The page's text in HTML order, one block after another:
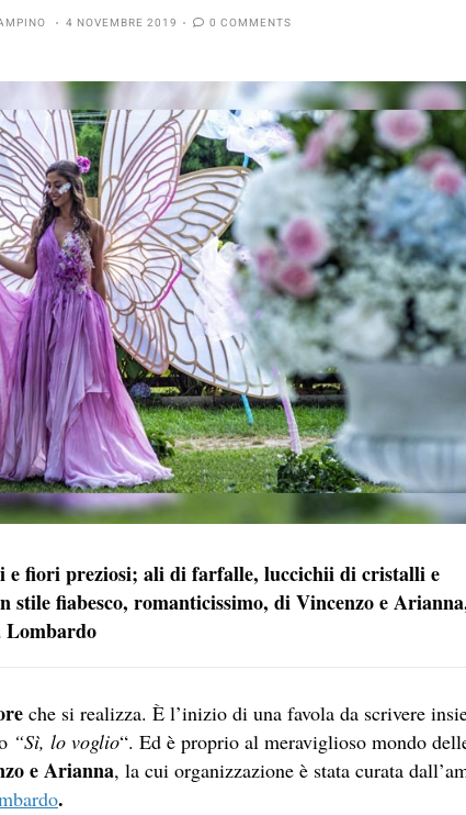
4 NOVEMBRE 2019 0 COMMENTS
e fiori preziosi; ali di farfalle, luccichii di cristalli e
stile fiabesco, romanticissimo, di Vincenzo e
Lombardo
che si realizza. È l’inizio di una favola da scrivere
“Sì, lo voglio“. Ed è proprio al meraviglioso mondo
e Arianna, la cui organizzazione è stata curata
.